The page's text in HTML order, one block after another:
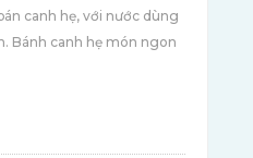
canh hẹ, với nước dùng
Bánh canh hẹ món ngon